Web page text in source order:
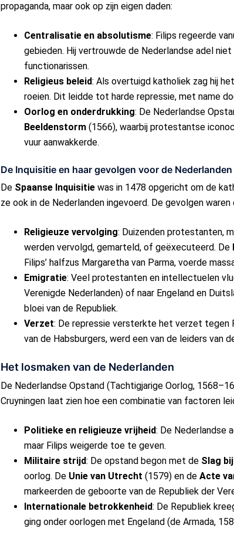
propaganda, maar ook op zijn eigen daden:
Centralisatie en absolutisme: Filips regeerde
gebieden. Hij vertrouwde de Nederlandse adel
functionarissen.
Religieus beleid: Als overtuigd katholiek zag hij
roeien. Dit leidde tot harde repressie, met name
Oorlog en onderdrukking: De Nederlandse
Beeldenstorm (1566), waarbij protestantse
vuur aanwakkerde.
De Inquisitie en haar gevolgen voor de Nederlanden
De Spaanse Inquisitie was in 1478 opgericht om de
ze ook in de Nederlanden ingevoerd. De gevolgen waren
Religieuze vervolging: Duizenden protestanten,
werden vervolgd, gemarteld, of geëxecuteerd. De
Filips’ halfzus Margaretha van Parma, voerde
Emigratie: Veel protestanten en intellectuelen
Verenigde Nederlanden) of naar Engeland en
bloei van de Republiek.
Verzet: De repressie versterkte het verzet tegen
van de Habsburgers, werd een van de leiders van
Het losmaken van de Nederlanden
De Nederlandse Opstand (Tachtigjarige Oorlog,
Cruyningen laat zien hoe een combinatie van factoren
Politieke en religieuze vrijheid: De Nederlandse
maar Filips weigerde toe te geven.
Militaire strijd: De opstand begon met de Slag
oorlog. De Unie van Utrecht (1579) en de Acte
markeerden de geboorte van de Republiek der
Internationale betrokkenheid: De Republiek
ging onder oorlogen met Engeland (de Armada,